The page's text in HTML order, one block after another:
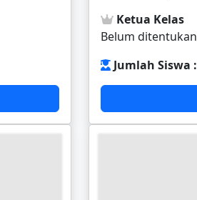
Ketua Kelas
Belum ditentukan
Jumlah Siswa :